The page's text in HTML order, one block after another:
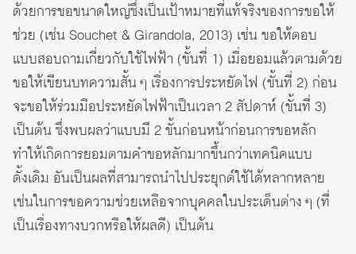
ด้วยการขอขนาดใหญ่ซึ่งเป็นเป้าหมายที่แท้จริงของการขอให้
ช่วย (เช่น Souchet & Girandola, 2013) เช่น ขอให้ตอบ
แบบสอบถามเกี่ยวกับใช้ไฟฟ้า (ขั้นที่ 1) เมื่อยอมแล้วตามด้วย
ขอให้เขียนบทความสั้น ๆ เรื่องการประหยัดไฟ (ขั้นที่ 2) ก่อน
จะขอให้ร่วมมือประหยัดไฟฟ้าเป็นเวลา 2 สัปดาห์ (ขั้นที่ 3)
เป็นต้น ซึ่งพบผลว่าแบบมี 2 ขั้นก่อนหน้าก่อนการขอหลัก
ทำให้เกิดการยอมตามคำขอหลักมากขึ้นกว่าเทคนิคแบบ
ดั้งเดิม อันเป็นผลที่สามารถนำไปประยุกต์ใช้ได้หลากหลาย
เช่นในการขอความช่วยเหลือจากบุคคลในประเด็นต่าง ๆ (ที่
เป็นเรื่องทางบวกหรือให้ผลดี) เป็นต้น